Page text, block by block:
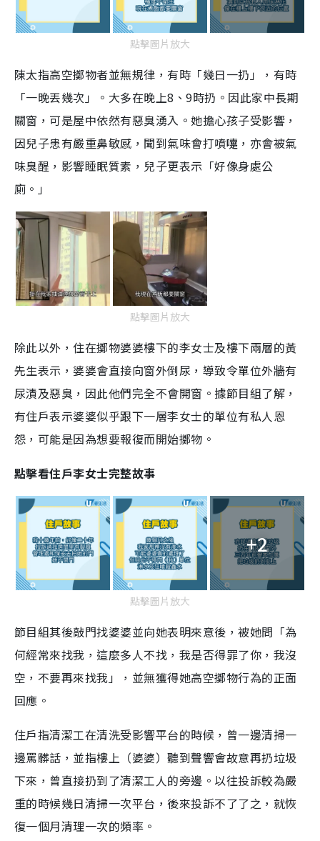
點擊圖片放大
陳太指高空擲物者並無規律，有時「幾日一扔」，有時
「一晚丟幾次」。大多在晚上8、9時扔。因此家中長期
關窗，可是屋中依然有惡臭湧入。她擔心孩子受影響，
因兒子患有嚴重鼻敏感，聞到氣味會打噴嚏，亦會被氣
味臭醒，影響睡眠質素，兒子更表示「好像身處公
廁。」
點擊圖片放大
除此以外，住在擲物婆婆樓下的李女士及樓下兩層的黃
先生表示，婆婆會直接向窗外倒尿，導致令單位外牆有
尿漬及惡臭，因此他們完全不會開窗。據節目組了解，
有住戶表示婆婆似乎跟下一層李女士的單位有私人恩
怨，可能是因為想要報復而開始擲物。
點擊看住戶李女士完整故事
+2
點擊圖片放大
節目組其後敲門找婆婆並向她表明來意後，被她問「為
何經常來找我，這麼多人不找，我是否得罪了你，我沒
空，不要再來找我」，並無獲得她高空擲物行為的正面
回應。
住戶指清潔工在清洗受影響平台的時候，曾一邊清掃一
邊罵髒話，並指樓上（婆婆）聽到聲響會故意再扔垃圾
下來，曾直接扔到了清潔工人的旁邊。以往投訴較為嚴
重的時候幾日清掃一次平台，後來投訴不了了之，就恢
復一個月清理一次的頻率。